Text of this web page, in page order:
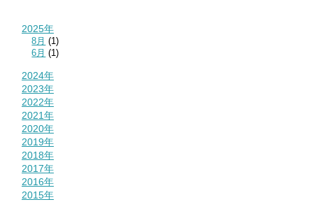
2025年
8月 (1)
6月 (1)
2024年
2023年
2022年
2021年
2020年
2019年
2018年
2017年
2016年
2015年